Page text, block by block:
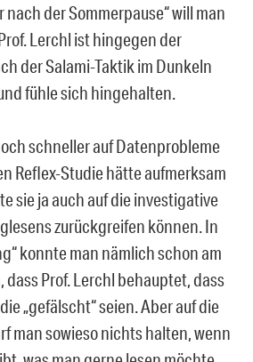
der Sommerpause“ will man
Lerchl ist hingegen der
der Salami-Taktik im Dunkeln
fühle sich hingehalten.
schneller auf Datenprobleme
Reflex-Studie hätte aufmerksam
sie ja auch auf die investigative
zurückgreifen können. In
konnte man nämlich schon am
dass Prof. Lerchl behauptet, dass
„gefälscht“ seien. Aber auf die
man sowieso nichts halten, wenn